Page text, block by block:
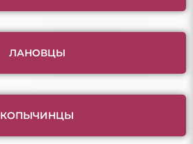
ЛАНОВЦЫ
КОПЫЧИНЦЫ